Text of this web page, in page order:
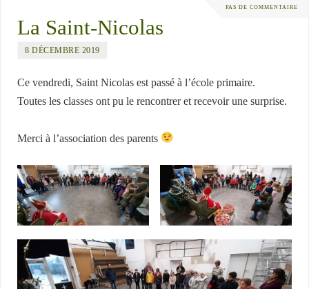
PAS DE COMMENTAIRE
La Saint-Nicolas
8 DÉCEMBRE 2019
Ce vendredi, Saint Nicolas est passé à l’école primaire.
Toutes les classes ont pu le rencontrer et recevoir une surprise.
Merci à l’association des parents